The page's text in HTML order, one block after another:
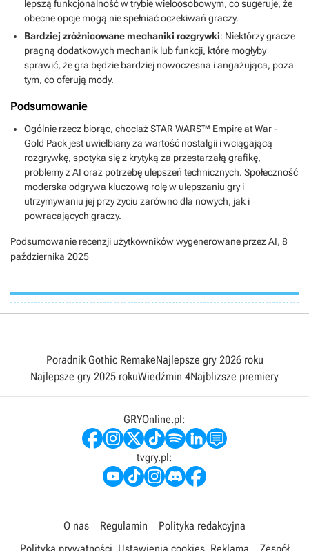
lepszą funkcjonalność w trybie wieloosobowym, co sugeruje, że
obecne opcje mogą nie spełniać oczekiwań graczy.
Bardziej zróżnicowane mechaniki rozgrywki: Niektórzy gracze
pragną dodatkowych mechanik lub funkcji, które mogłyby
sprawić, że gra będzie bardziej nowoczesna i angażująca, poza
tym, co oferują mody.
Podsumowanie
Ogólnie rzecz biorąc, chociaż STAR WARS™ Empire at War -
Gold Pack jest uwielbiany za wartość nostalgii i wciągającą
rozgrywkę, spotyka się z krytyką za przestarzałą grafikę,
problemy z AI oraz potrzebę ulepszeń technicznych. Społeczność
moderska odgrywa kluczową rolę w ulepszaniu gry i
utrzymywaniu jej przy życiu zarówno dla nowych, jak i
powracających graczy.
Podsumowanie recenzji użytkowników wygenerowane przez AI, 8
października 2025
Poradnik Gothic RemakeNajlepsze gry 2026 roku
Najlepsze gry 2025 rokuWiedźmin 4Najbliższe premiery
GRYOnline.pl:
tvgry.pl:
O nas Regulamin
Polityka redakcyjna
Polityka prywatności Ustawienia cookies Reklama Zespół